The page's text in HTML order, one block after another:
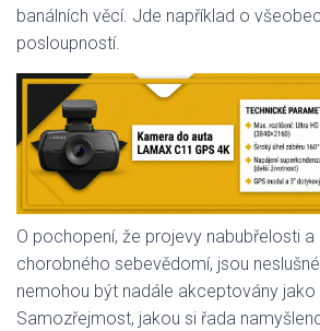
banálních věcí. Jde například o
posloupností.
O pochopení, že projevy nabubřelosti a
chorobného sebevědomí, jsou
nemohou být nadále akceptovány
Samozřejmost, jakou si řada